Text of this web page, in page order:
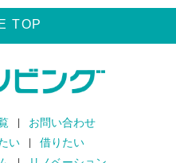
TOP
お問い合わせ
い
借りたい